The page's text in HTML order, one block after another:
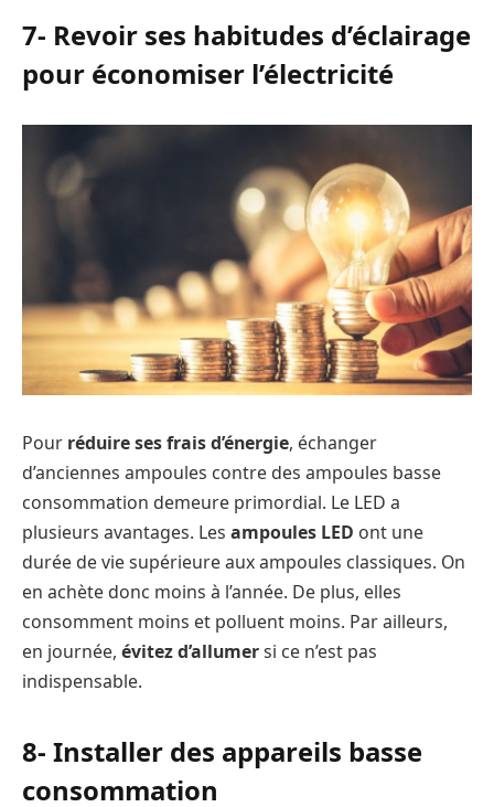
7- Revoir ses habitudes d’éclairage
pour économiser l’électricité
Pour réduire ses frais d’énergie, échanger
d’anciennes ampoules contre des ampoules basse
consommation demeure primordial. Le LED a
plusieurs avantages. Les ampoules LED ont une
durée de vie supérieure aux ampoules classiques. On
en achète donc moins à l’année. De plus, elles
consomment moins et polluent moins. Par ailleurs,
en journée, évitez d’allumersi ce n’est pas
indispensable.
8- Installer des appareils basse
consommation